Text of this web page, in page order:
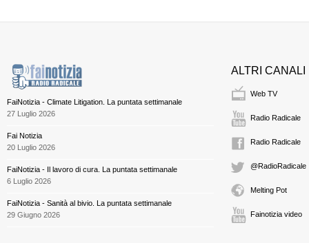
FaiNotizia - Climate Litigation. La puntata settimanale
27 Luglio 2026
Fai Notizia
20 Luglio 2026
FaiNotizia - Il lavoro di cura. La puntata settimanale
6 Luglio 2026
FaiNotizia - Sanità al bivio. La puntata settimanale
29 Giugno 2026
ALTRI CANALI
Web TV
Radio Radicale
Radio Radicale
@RadioRadicale
Melting Pot
Fainotizia video